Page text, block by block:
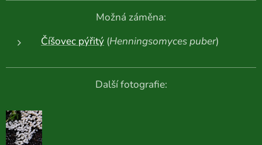
Možná záměna:
Číšovec pýřitý (Henningsomyces puber)
Další fotografie: